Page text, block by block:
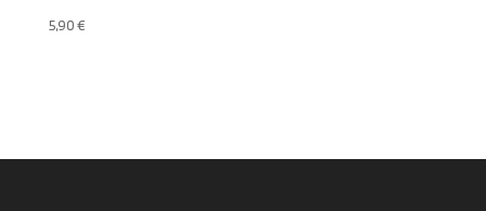
5,90€